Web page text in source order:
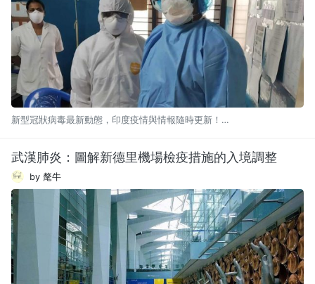
新型冠狀病毒最新動態，印度疫情與情報隨時更新！…
武漢肺炎：圖解新德里機場檢疫措施的入境調整
by 氂牛